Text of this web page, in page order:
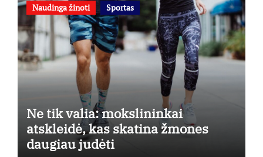
Naudinga žinoti Sportas
Ne tik valia: mokslininkai
atskleidė, kas skatina žmones
daugiau judėti